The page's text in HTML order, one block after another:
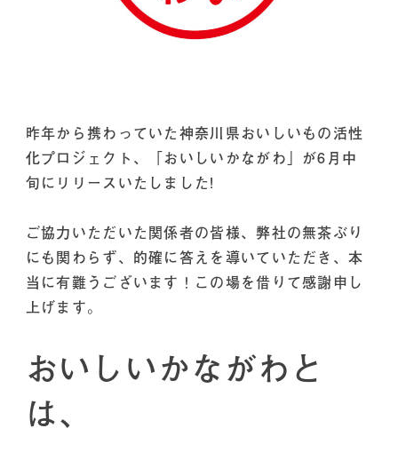
昨年から携わっていた神奈川県おいしいもの活性
化プロジェクト、「おいしいかながわ」が6月中
旬にリリースいたしました!
ご協力いただいた関係者の皆様、弊社の無茶ぶり
にも関わらず、的確に答えを導いていただき、本
当に有難うございます！この場を借りて感謝申し
上げます。
おいしいかながわと
は、